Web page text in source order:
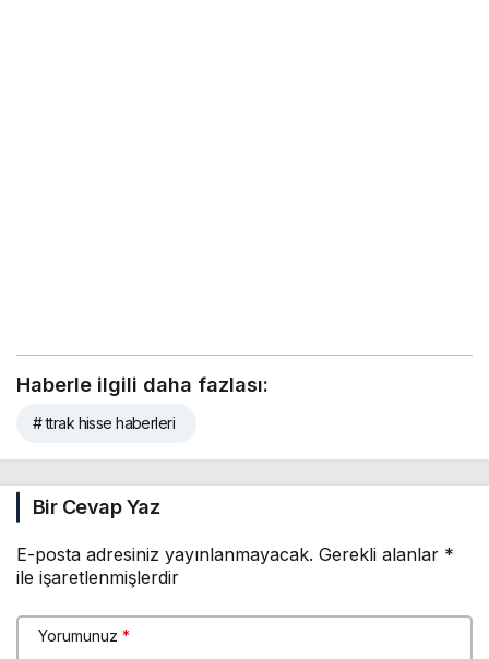
Haberle ilgili daha fazlası:
# ttrak hisse haberleri
Bir Cevap Yaz
E-posta adresiniz yayınlanmayacak. Gerekli alanlar *
ile işaretlenmişlerdir
Yorumunuz *